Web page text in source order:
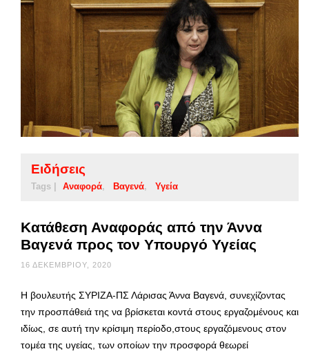
Ειδήσεις
Tags | Αναφορά Βαγενά Υγεία
Κατάθεση Αναφοράς από την Άννα
Βαγενά προς τον Υπουργό Υγείας
16 ΔΕΚΕΜΒΡΊΟΥ, 2020
Η βουλευτής ΣΥΡΙΖΑ-ΠΣ Λάρισας Άννα Βαγενά, συνεχίζοντας
την προσπάθειά της να βρίσκεται κοντά στους εργαζομένους και
ιδίως, σε αυτή την κρίσιμη περίοδο,στους εργαζόμενους στον
τομέα της υγείας, των οποίων την προσφορά θεωρεί